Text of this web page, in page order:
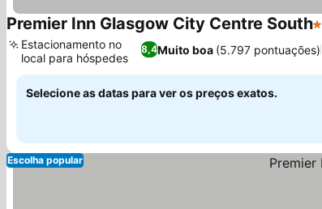
Premier Inn Glasgow City Centre South3
8,4Muito boa (5.797 pontuações)
Estacionamento no
local para hóspedes
Selecione as datas para ver os preços exatos.
Escolha popular